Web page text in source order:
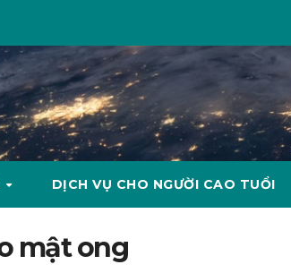
DỊCH VỤ CHO NGƯỜI CAO TUỔI
mật ong